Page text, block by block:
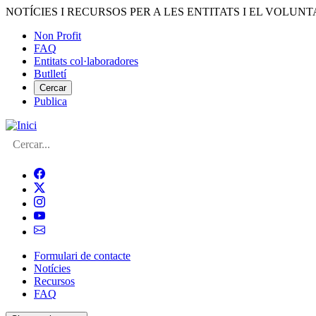
Vés
contingut
NOTÍCIES I RECURSOS PER A LES ENTITATS I EL
Menú
del
compte
d'usuari
Non Profit
FAQ
Entitats col·laboradores
Butlletí
Cercar
Publica
Cerca
Navegació
principal
de
Formulari de contacte
Notícies
Recursos
FAQ